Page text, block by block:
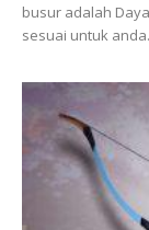
busur adalah
sesuai untuk